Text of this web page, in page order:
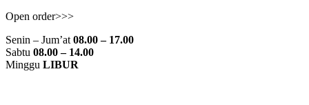
Open order>>>
Senin – Jum’at08.00 – 17.00
Sabtu 08.00 – 14.00
Minggu LIBUR